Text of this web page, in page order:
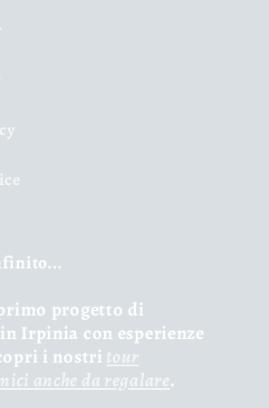
progetto di
Irpinia con esperienze
i nostri tour
anche da regalare.